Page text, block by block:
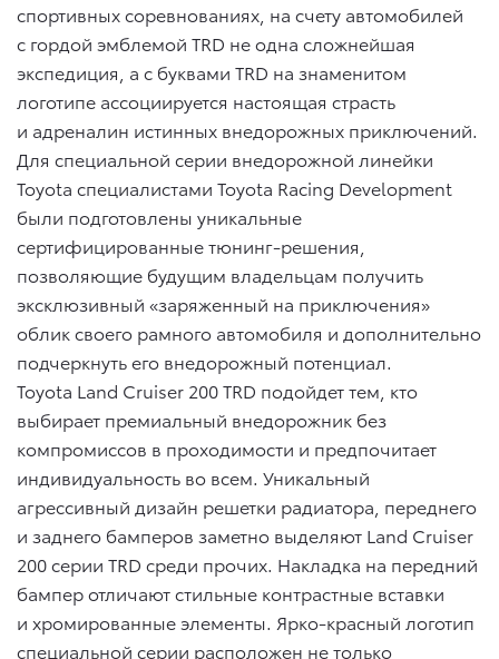
спортивных соревнованиях, на счету автомобилей
с гордой эмблемой TRD не одна сложнейшая
экспедиция, а с буквами TRD на знаменитом
логотипе ассоциируется настоящая страсть
и адреналин истинных внедорожных приключений.
Для специальной серии внедорожной линейки
Toyota специалистами Toyota Racing Development
были подготовлены уникальные
сертифицированные тюнинг-решения,
позволяющие будущим владельцам получить
эксклюзивный «заряженный на приключения»
облик своего рамного автомобиля и дополнительно
подчеркнуть его внедорожный потенциал.
Toyota Land Cruiser 200 TRD подойдет тем, кто
выбирает премиальный внедорожник без
компромиссов в проходимости и предпочитает
индивидуальность во всем. Уникальный
агрессивный дизайн решетки радиатора, переднего
и заднего бамперов заметно выделяют Land Cruiser
200 серии TRD среди прочих. Накладка на передний
бампер отличают стильные контрастные вставки
и хромированные элементы. Ярко-красный логотип
специальной серии расположен не только